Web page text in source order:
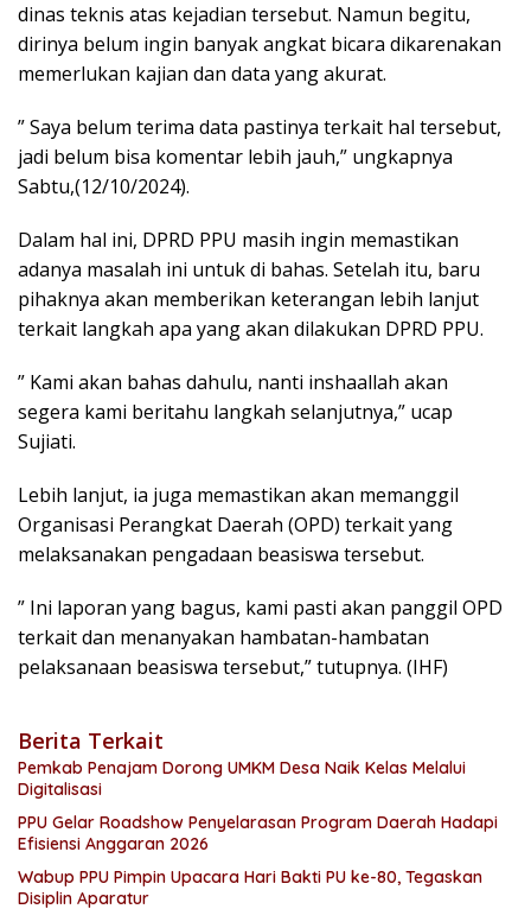
dinas teknis atas kejadian tersebut. Namun begitu,
dirinya belum ingin banyak angkat bicara dikarenakan
memerlukan kajian dan data yang akurat.
” Saya belum terima data pastinya terkait hal tersebut,
jadi belum bisa komentar lebih jauh,” ungkapnya
Sabtu,(12/10/2024).
Dalam hal ini, DPRD PPU masih ingin memastikan
adanya masalah ini untuk di bahas. Setelah itu, baru
pihaknya akan memberikan keterangan lebih lanjut
terkait langkah apa yang akan dilakukan DPRD PPU.
” Kami akan bahas dahulu, nanti inshaallah akan
segera kami beritahu langkah selanjutnya,” ucap
Sujiati.
Lebih lanjut, ia juga memastikan akan memanggil
Organisasi Perangkat Daerah (OPD) terkait yang
melaksanakan pengadaan beasiswa tersebut.
” Ini laporan yang bagus, kami pasti akan panggil OPD
terkait dan menanyakan hambatan-hambatan
pelaksanaan beasiswa tersebut,” tutupnya. (IHF)
Berita Terkait
Pemkab Penajam Dorong UMKM Desa Naik Kelas Melalui
Digitalisasi
PPU Gelar Roadshow Penyelarasan Program Daerah Hadapi
Efisiensi Anggaran 2026
Wabup PPU Pimpin Upacara Hari Bakti PU ke-80, Tegaskan
Disiplin Aparatur